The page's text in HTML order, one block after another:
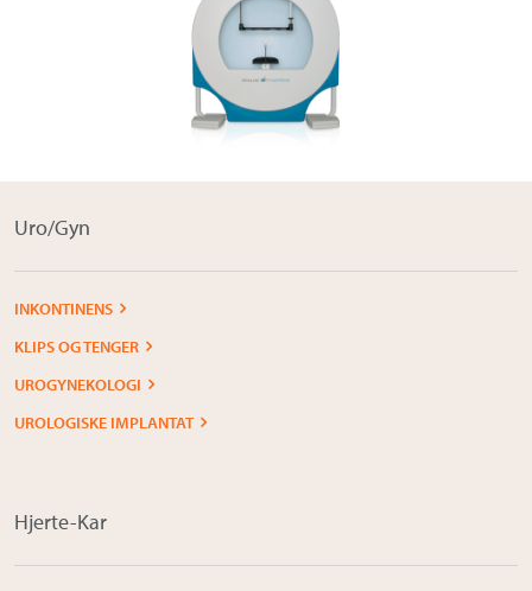
Kompresjon / Arr
Kontakt oss
About Medistim
Leverandører
Uro/Gyn
INKONTINENS
KLIPS OG TENGER
UROGYNEKOLOGI
UROLOGISKE IMPLANTAT
Hjerte-Kar